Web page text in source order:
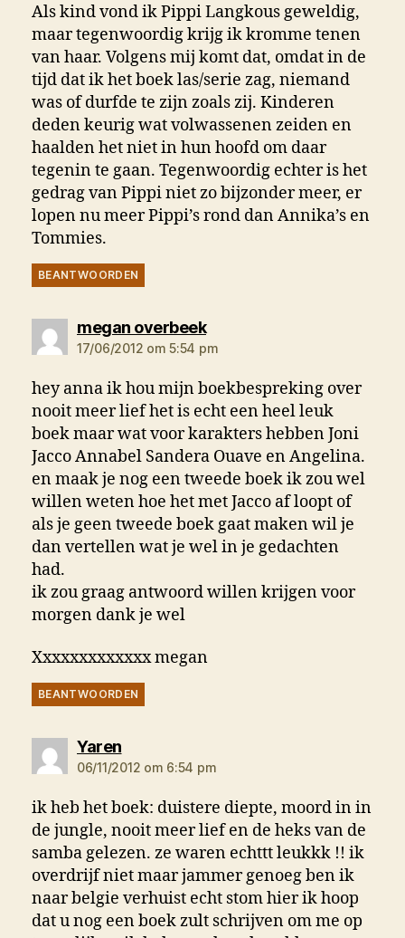
Als kind vond ik Pippi Langkous geweldig,
maar tegenwoordig krijg ik kromme tenen
van haar. Volgens mij komt dat, omdat in de
tijd dat ik het boek las/serie zag, niemand
was of durfde te zijn zoals zij. Kinderen
deden keurig wat volwassenen zeiden en
haalden het niet in hun hoofd om daar
tegenin te gaan. Tegenwoordig echter is het
gedrag van Pippi niet zo bijzonder meer, er
lopen nu meer Pippi’s rond dan Annika’s en
Tommies.
BEANTWOORDEN
megan overbeekzegt:
17/06/2012 om 5:54 pm
hey anna ik hou mijn boekbespreking over
nooit meer lief het is echt een heel leuk
boek maar wat voor karakters hebben Joni
Jacco Annabel Sandera Ouave en Angelina.
en maak je nog een tweede boek ik zou wel
willen weten hoe het met Jacco af loopt of
als je geen tweede boek gaat maken wil je
dan vertellen wat je wel in je gedachten
had.
ik zou graag antwoord willen krijgen voor
morgen dank je wel
Xxxxxxxxxxxxx megan
BEANTWOORDEN
Yarenzegt:
06/11/2012 om 6:54 pm
ik heb het boek: duistere diepte, moord in in
de jungle, nooit meer lief en de heks van de
samba gelezen. ze waren echttt leukkk !! ik
overdrijf niet maar jammer genoeg ben ik
naar belgie verhuist echt stom hier ik hoop
dat u nog een boek zult schrijven om me op